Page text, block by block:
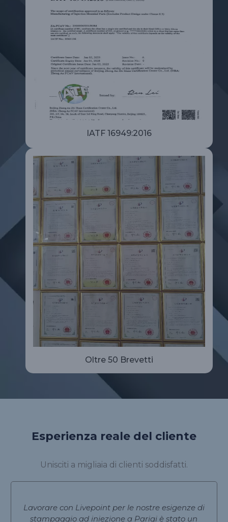
IATF 16949:2016
Oltre 50 Brevetti
Esperienza reale del cliente
Unisciti a migliaia di clienti soddisfatti.
Lavorare con Livepoint per le nostre esigenze di
stampaggio ad iniezione a Parigi è stato un